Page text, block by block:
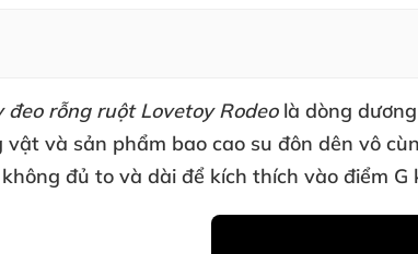
rỗng ruột Lovetoy Rodeo là dòng
vật và sản phẩm bao cao su đôn dên vô
đủ to và dài để kích thích vào điểm G